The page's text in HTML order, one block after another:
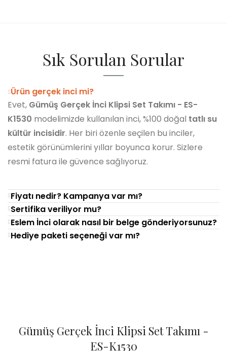
Sık Sorulan Sorular
Ürün gerçek inci mi?
Evet, Gümüş Gerçek İnci Klipsi Set Takımı - ES-
K1530 modelimizde kullanılan inci, %100 doğal tatlı su
kültür incisidir. Her biri özenle seçilen bu inciler,
estetik görünümlerini yıllar boyunca korur. Sizlere
resmi fatura ile güvence sağlıyoruz.
Fiyatı nedir? Kampanya var mı?
Sertifika veriliyor mu?
Eslem İnci olarak nasıl bir belge gönderiyorsunuz?
Hediye paketi seçeneği var mı?
Gümüş Gerçek İnci Klipsi Set Takımı -
ES-K1530